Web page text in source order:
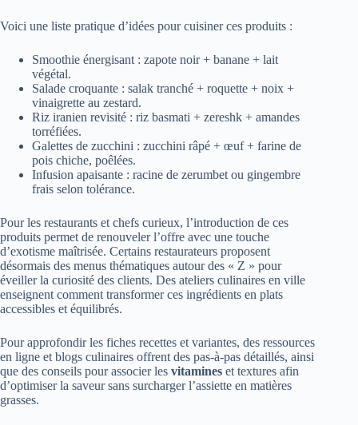
Voici une liste pratique d’idées pour cuisiner ces produits :
Smoothie énergisant : zapote noir + banane + lait
végétal.
Salade croquante : salak tranché + roquette + noix +
vinaigrette au zestard.
Riz iranien revisité : riz basmati + zereshk + amandes
torréfiées.
Galettes de zucchini : zucchini râpé + œuf + farine de
pois chiche, poêlées.
Infusion apaisante : racine de zerumbet ou gingembre
frais selon tolérance.
Pour les restaurants et chefs curieux, l’introduction de ces
produits permet de renouveler l’offre avec une touche
d’exotisme maîtrisée. Certains restaurateurs proposent
désormais des menus thématiques autour des « Z » pour
éveiller la curiosité des clients. Des ateliers culinaires en ville
enseignent comment transformer ces ingrédients en plats
accessibles et équilibrés.
Pour approfondir les fiches recettes et variantes, des ressources
en ligne et blogs culinaires offrent des pas-à-pas détaillés, ainsi
que des conseils pour associer les vitamines et textures afin
d’optimiser la saveur sans surcharger l’assiette en matières
grasses.